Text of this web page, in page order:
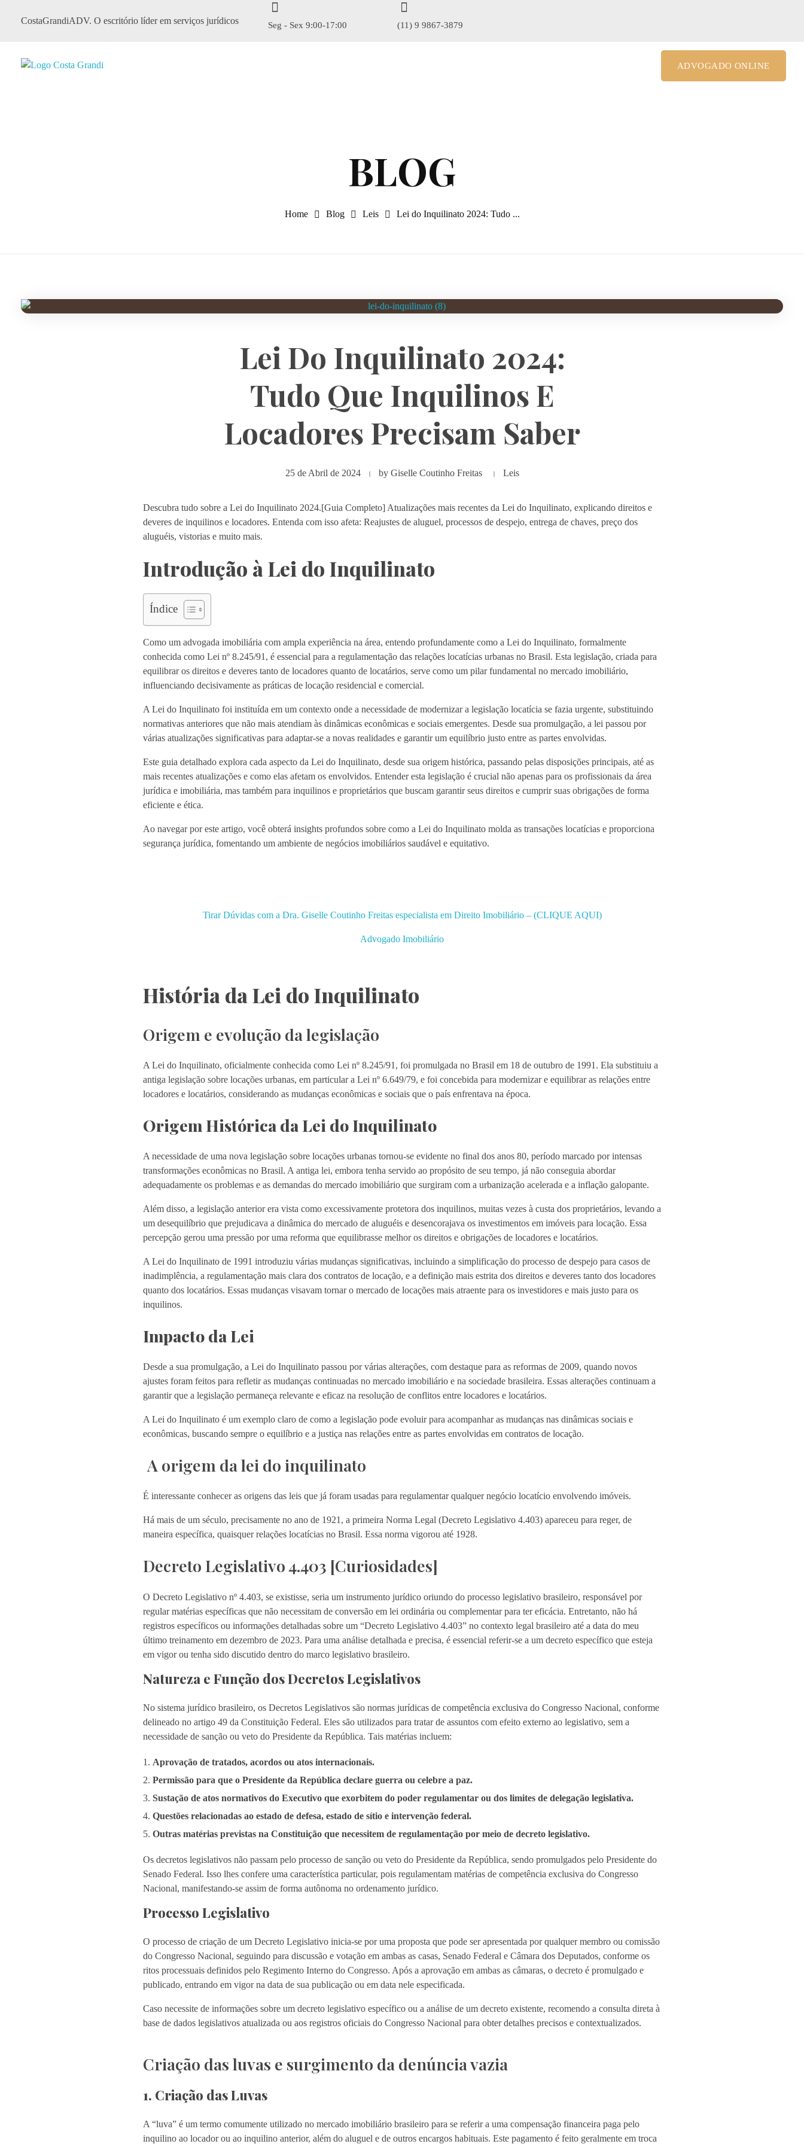
CostaGrandiADV. O escritório líder em serviços jurídicos Seg - Sex 9:00-17:00 (11) 9 9867-3879
ADVOGADO ONLINE
Home Blog Leis Lei do Inquilinato 2024: Tudo ...
Lei Do Inquilinato 2024:
Tudo Que Inquilinos E
Locadores Precisam Saber
25 de Abril de 2024 by Giselle Coutinho Freitas Leis
Descubra tudo sobre a Lei do Inquilinato 2024.[Guia Completo] Atualizações mais recentes da Lei do Inquilinato, explicando direitos e
deveres de inquilinos e locadores. Entenda com isso afeta: Reajustes de aluguel, processos de despejo, entrega de chaves, preço dos
aluguéis, vistorias e muito mais.
Introdução à Lei do Inquilinato
Índice
Como um advogada imobiliária com ampla experiência na área, entendo profundamente como a Lei do Inquilinato, formalmente
conhecida como Lei nº 8.245/91, é essencial para a regulamentação das relações locatícias urbanas no Brasil. Esta legislação, criada para
equilibrar os direitos e deveres tanto de locadores quanto de locatários, serve como um pilar fundamental no mercado imobiliário,
influenciando decisivamente as práticas de locação residencial e comercial.
A Lei do Inquilinato foi instituída em um contexto onde a necessidade de modernizar a legislação locatícia se fazia urgente, substituindo
normativas anteriores que não mais atendiam às dinâmicas econômicas e sociais emergentes. Desde sua promulgação, a lei passou por
várias atualizações significativas para adaptar-se a novas realidades e garantir um equilíbrio justo entre as partes envolvidas.
Este guia detalhado explora cada aspecto da Lei do Inquilinato, desde sua origem histórica, passando pelas disposições principais, até as
mais recentes atualizações e como elas afetam os envolvidos. Entender esta legislação é crucial não apenas para os profissionais da área
jurídica e imobiliária, mas também para inquilinos e proprietários que buscam garantir seus direitos e cumprir suas obrigações de forma
eficiente e ética.
Ao navegar por este artigo, você obterá insights profundos sobre como a Lei do Inquilinato molda as transações locatícias e proporciona
segurança jurídica, fomentando um ambiente de negócios imobiliários saudável e equitativo.
Tirar Dúvidas com a Dra. Giselle Coutinho Freitas especialista em Direito Imobiliário – (CLIQUE AQUI)
Advogado Imobiliário
História da Lei do Inquilinato
Origem e evolução da legislação
A Lei do Inquilinato, oficialmente conhecida como Lei nº 8.245/91, foi promulgada no Brasil em 18 de outubro de 1991. Ela substituiu a
antiga legislação sobre locações urbanas, em particular a Lei nº 6.649/79, e foi concebida para modernizar e equilibrar as relações entre
locadores e locatários, considerando as mudanças econômicas e sociais que o país enfrentava na época.
Origem Histórica da Lei do Inquilinato
A necessidade de uma nova legislação sobre locações urbanas tornou-se evidente no final dos anos 80, período marcado por intensas
transformações econômicas no Brasil. A antiga lei, embora tenha servido ao propósito de seu tempo, já não conseguia abordar
adequadamente os problemas e as demandas do mercado imobiliário que surgiram com a urbanização acelerada e a inflação galopante.
Além disso, a legislação anterior era vista como excessivamente protetora dos inquilinos, muitas vezes à custa dos proprietários, levando a
um desequilíbrio que prejudicava a dinâmica do mercado de aluguéis e desencorajava os investimentos em imóveis para locação. Essa
percepção gerou uma pressão por uma reforma que equilibrasse melhor os direitos e obrigações de locadores e locatários.
A Lei do Inquilinato de 1991 introduziu várias mudanças significativas, incluindo a simplificação do processo de despejo para casos de
inadimplência, a regulamentação mais clara dos contratos de locação, e a definição mais estrita dos direitos e deveres tanto dos locadores
quanto dos locatários. Essas mudanças visavam tornar o mercado de locações mais atraente para os investidores e mais justo para os
inquilinos.
Impacto da Lei
Desde a sua promulgação, a Lei do Inquilinato passou por várias alterações, com destaque para as reformas de 2009, quando novos
ajustes foram feitos para refletir as mudanças continuadas no mercado imobiliário e na sociedade brasileira. Essas alterações continuam a
garantir que a legislação permaneça relevante e eficaz na resolução de conflitos entre locadores e locatários.
A Lei do Inquilinato é um exemplo claro de como a legislação pode evoluir para acompanhar as mudanças nas dinâmicas sociais e
econômicas, buscando sempre o equilíbrio e a justiça nas relações entre as partes envolvidas em contratos de locação.
A origem da lei do inquilinato
É interessante conhecer as origens das leis que já foram usadas para regulamentar qualquer negócio locatício envolvendo imóveis.
Há mais de um século, precisamente no ano de 1921, a primeira Norma Legal (Decreto Legislativo 4.403) apareceu para reger, de
maneira específica, quaisquer relações locatícias no Brasil. Essa norma vigorou até 1928.
Decreto Legislativo 4.403 [Curiosidades]
O Decreto Legislativo nº 4.403, se existisse, seria um instrumento jurídico oriundo do processo legislativo brasileiro, responsável por
regular matérias específicas que não necessitam de conversão em lei ordinária ou complementar para ter eficácia. Entretanto, não há
registros específicos ou informações detalhadas sobre um “Decreto Legislativo 4.403” no contexto legal brasileiro até a data do meu
último treinamento em dezembro de 2023. Para uma análise detalhada e precisa, é essencial referir-se a um decreto específico que esteja
em vigor ou tenha sido discutido dentro do marco legislativo brasileiro.
Natureza e Função dos Decretos Legislativos
No sistema jurídico brasileiro, os Decretos Legislativos são normas jurídicas de competência exclusiva do Congresso Nacional, conforme
delineado no artigo 49 da Constituição Federal. Eles são utilizados para tratar de assuntos com efeito externo ao legislativo, sem a
necessidade de sanção ou veto do Presidente da República. Tais matérias incluem:
Aprovação de tratados, acordos ou atos internacionais.
Permissão para que o Presidente da República declare guerra ou celebre a paz.
Sustação de atos normativos do Executivo que exorbitem do poder regulamentar ou dos limites de delegação legislativa.
Questões relacionadas ao estado de defesa, estado de sítio e intervenção federal.
Outras matérias previstas na Constituição que necessitem de regulamentação por meio de decreto legislativo.
Os decretos legislativos não passam pelo processo de sanção ou veto do Presidente da República, sendo promulgados pelo Presidente do
Senado Federal. Isso lhes confere uma característica particular, pois regulamentam matérias de competência exclusiva do Congresso
Nacional, manifestando-se assim de forma autônoma no ordenamento jurídico.
Processo Legislativo
O processo de criação de um Decreto Legislativo inicia-se por uma proposta que pode ser apresentada por qualquer membro ou comissão
do Congresso Nacional, seguindo para discussão e votação em ambas as casas, Senado Federal e Câmara dos Deputados, conforme os
ritos processuais definidos pelo Regimento Interno do Congresso. Após a aprovação em ambas as câmaras, o decreto é promulgado e
publicado, entrando em vigor na data de sua publicação ou em data nele especificada.
Caso necessite de informações sobre um decreto legislativo específico ou a análise de um decreto existente, recomendo a consulta direta à
base de dados legislativos atualizada ou aos registros oficiais do Congresso Nacional para obter detalhes precisos e contextualizados.
Criação das luvas e surgimento da denúncia vazia
1. Criação das Luvas
A “luva” é um termo comumente utilizado no mercado imobiliário brasileiro para se referir a uma compensação financeira paga pelo
inquilino ao locador ou ao inquilino anterior, além do aluguel e de outros encargos habituais. Este pagamento é feito geralmente em troca